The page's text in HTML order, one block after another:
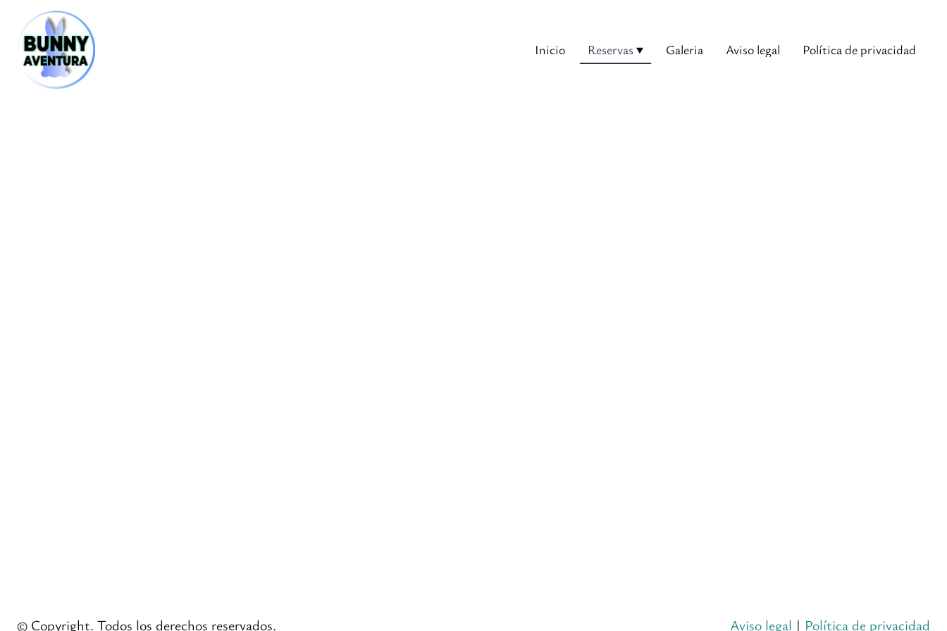
Inicio Reservas Galeria Aviso legal Política de privacidad
© Copyright. Todos los derechos reservados. Aviso legal | Política de privacidad